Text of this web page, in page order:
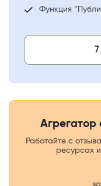
Функция
Агрегатор
Работайте с
ресурсах